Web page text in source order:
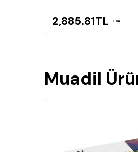
2,885.81TL VAT
Muadil